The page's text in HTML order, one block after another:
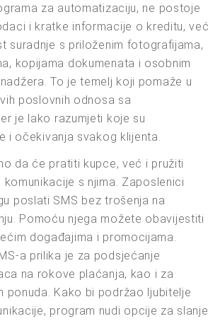
za automatizaciju, ne postoje
i kratke informacije o kreditu, već
suradnje s priloženim fotografijama,
kopijama dokumenata i osobnim
To je temelj koji pomaže u
poslovnih odnosa sa
je lako razumjeti koje su
i očekivanja svakog klijenta.
da će pratiti kupce, već i pružiti
komunikacije s njima. Zaposlenici
poslati SMS bez trošenja na
Pomoću njega možete obavijestiti
događajima i promocijama.
a prilika je za podsjećanje
na rokove plaćanja, kao i za
ponuda. Kako bi podržao ljubitelje
program nudi opcije za slanje